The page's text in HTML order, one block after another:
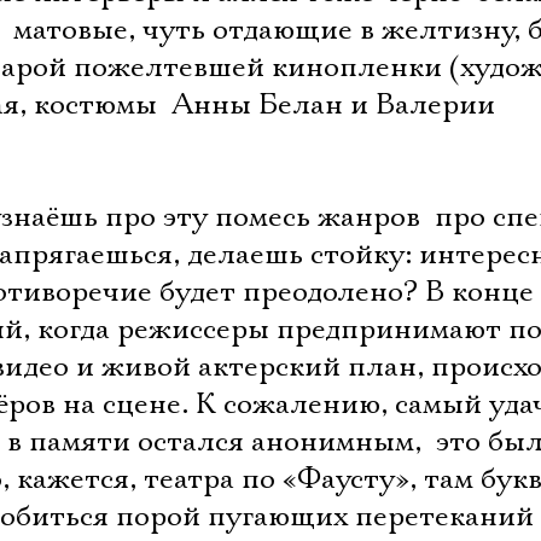
матовые, чуть отдающие в желтизну,
пожелтевшей кинопленки
костюмы  Анны Белан и Валерии
про эту помесь жанров  про
делаешь стойку:
будет преодолено? В
когда режиссеры предпринимают
и живой актерский план,
на сцене. К сожалению, самый
памяти остался анонимным,  это
кажется, театра по «Фаусту», там
порой пугающих перетеканий